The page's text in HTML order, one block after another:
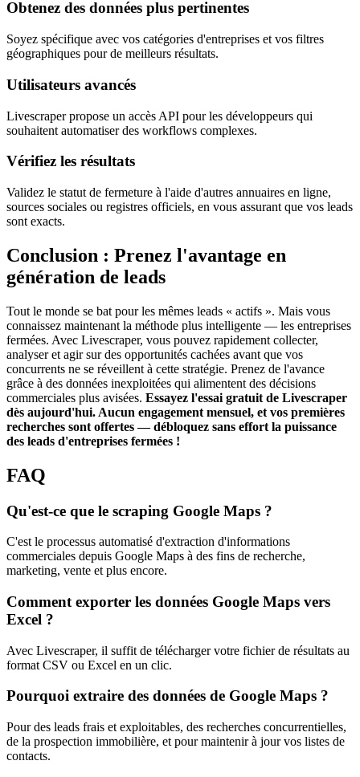
Obtenez des données plus pertinentes
Soyez spécifique avec vos catégories d'entreprises et vos filtres
géographiques pour de meilleurs résultats.
Utilisateurs avancés
Livescraper propose un accès API pour les développeurs qui
souhaitent automatiser des workflows complexes.
Vérifiez les résultats
Validez le statut de fermeture à l'aide d'autres annuaires en ligne,
sources sociales ou registres officiels, en vous assurant que vos leads
sont exacts.
Conclusion : Prenez l'avantage en
génération de leads
Tout le monde se bat pour les mêmes leads « actifs ». Mais vous
connaissez maintenant la méthode plus intelligente — les entreprises
fermées. Avec Livescraper, vous pouvez rapidement collecter,
analyser et agir sur des opportunités cachées avant que vos
concurrents ne se réveillent à cette stratégie. Prenez de l'avance
grâce à des données inexploitées qui alimentent des décisions
commerciales plus avisées. Essayez l'essai gratuit de Livescraper
dès aujourd'hui. Aucun engagement mensuel, et vos premières
recherches sont offertes — débloquez sans effort la puissance
des leads d'entreprises fermées !
FAQ
Qu'est-ce que le scraping Google Maps ?
C'est le processus automatisé d'extraction d'informations
commerciales depuis Google Maps à des fins de recherche,
marketing, vente et plus encore.
Comment exporter les données Google Maps vers
Excel ?
Avec Livescraper, il suffit de télécharger votre fichier de résultats au
format CSV ou Excel en un clic.
Pourquoi extraire des données de Google Maps ?
Pour des leads frais et exploitables, des recherches concurrentielles,
de la prospection immobilière, et pour maintenir à jour vos listes de
contacts.